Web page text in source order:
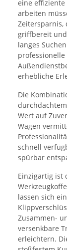
eine
arbeiten
Zeitersparnis,
griffbereit
langes
erhebliche
Die
Wert auf
Wagen
schnell
spürbar
Einzigartig ist
lassen sich
Zusammen-
versenkbare
erleichtern.